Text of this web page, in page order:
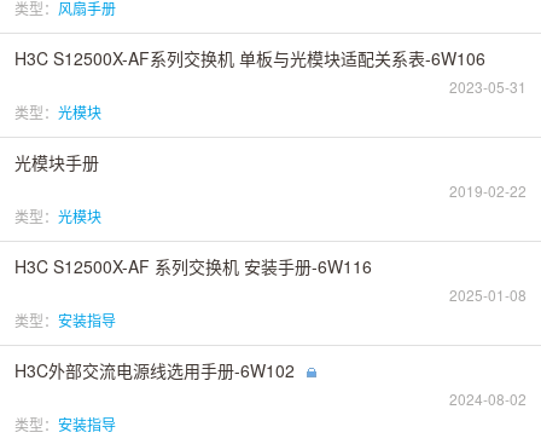
类型： 风扇手册
H3C S12500X-AF系列交换机 单板与光模块适配关系表-6W106
2023-05-31
类型： 光模块
光模块手册
2019-02-22
类型： 光模块
H3C S12500X-AF 系列交换机 安装手册-6W116
2025-01-08
类型： 安装指导
H3C外部交流电源线选用手册-6W102
2024-08-02
类型： 安装指导